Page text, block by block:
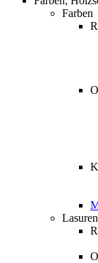
Farben
Lasuren